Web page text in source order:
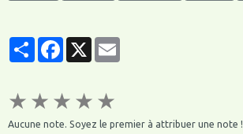
PartagerFacebook
X
★ ★ ★ ★ ★
Aucune note. Soyez le premier à attribuer une note !